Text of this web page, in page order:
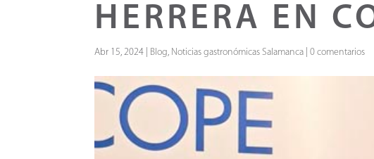
HERRERA EN
Abr 15, 2024 Blog, Noticias gastronómicas Salamanca |0 comentarios